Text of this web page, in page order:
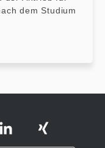
dem Studium